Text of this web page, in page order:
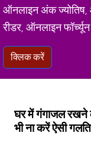
ऑनलाइन अंक ज्योतिष,
रीडर, ऑनलाइन
क्लिक करें
घर में गंगाजल रखने
भी ना करें ऐसी